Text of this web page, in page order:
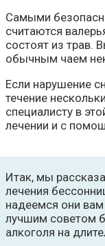
Самыми
считаются
состоят из трав.
обычным чаем
Если нарушение
течение
специалисту в
лечении и с
Итак, мы
лечения
надеемся они
лучшим советом
алкоголя на